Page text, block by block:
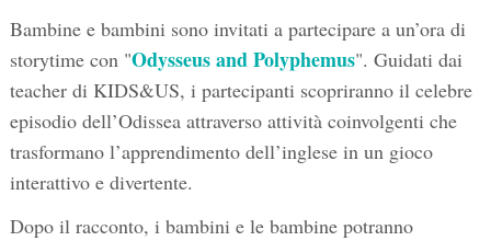
Bambine e bambini sono invitati a partecipare a un’ora di
storytime con "Odysseus and Polyphemus". Guidati dai
teacher di KIDS&US, i partecipanti scopriranno il celebre
episodio dell’Odissea attraverso attività coinvolgenti che
trasformano l’apprendimento dell’inglese in un gioco
interattivo e divertente.
Dopo il racconto, i bambini e le bambine potranno